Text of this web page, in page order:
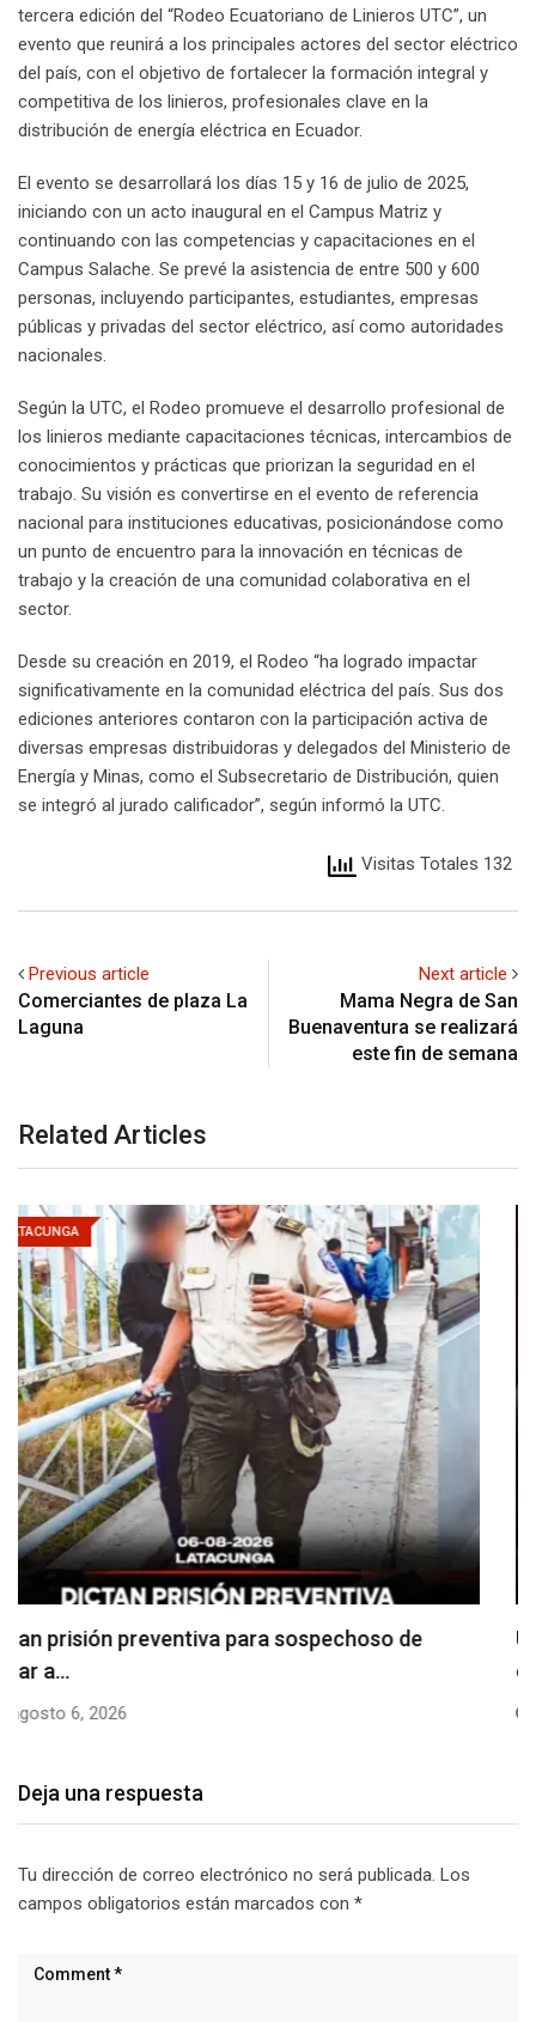
tercera edición del “Rodeo Ecuatoriano de Linieros UTC”, un
evento que reunirá a los principales actores del sector eléctrico
del país, con el objetivo de fortalecer la formación integral y
competitiva de los linieros, profesionales clave en la
distribución de energía eléctrica en Ecuador.
El evento se desarrollará los días 15 y 16 de julio de 2025,
iniciando con un acto inaugural en el Campus Matriz y
continuando con las competencias y capacitaciones en el
Campus Salache. Se prevé la asistencia de entre 500 y 600
personas, incluyendo participantes, estudiantes, empresas
públicas y privadas del sector eléctrico, así como autoridades
nacionales.
Según la UTC, el Rodeo promueve el desarrollo profesional de
los linieros mediante capacitaciones técnicas, intercambios de
conocimientos y prácticas que priorizan la seguridad en el
trabajo. Su visión es convertirse en el evento de referencia
nacional para instituciones educativas, posicionándose como
un punto de encuentro para la innovación en técnicas de
trabajo y la creación de una comunidad colaborativa en el
sector.
Desde su creación en 2019, el Rodeo “ha logrado impactar
significativamente en la comunidad eléctrica del país. Sus dos
ediciones anteriores contaron con la participación activa de
diversas empresas distribuidoras y delegados del Ministerio de
Energía y Minas, como el Subsecretario de Distribución, quien
se integró al jurado calificador”, según informó la UTC.
Visitas Totales 132
Previous article
Comerciantes de plaza La
Laguna
Next article
Mama Negra de San
Buenaventura se realizará
este fin de semana
Related Articles
LATACUNGA
Usuarios madrugan y hacen largas filas para
obtener…
agosto 6, 2026
Deja una respuesta
Tu dirección de correo electrónico no será publicada. Los
campos obligatorios están marcados con *